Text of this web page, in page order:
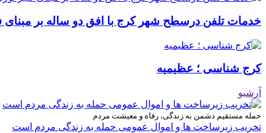
خدمات تلفن درسطح شهر کرج با افق دو ساله بر مبنای
کرج شناسی ؛ عظیمیه
آرشیو
حمله مستقیم دشمن به زندگی، رفاه و معیشت مردم
تخریب زیرساخت ها و اموال عمومی حمله به زندگی مردم است